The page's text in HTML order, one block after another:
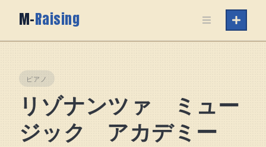
M-Raising
ピアノ
リゾナンツァ ミュー
ジック アカデミー